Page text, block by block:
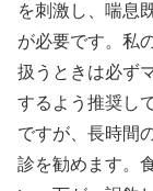
を刺激し、喘息
が必要です。私
扱うときは必ず
するよう推奨し
ですが、長時間
診を勧めます。